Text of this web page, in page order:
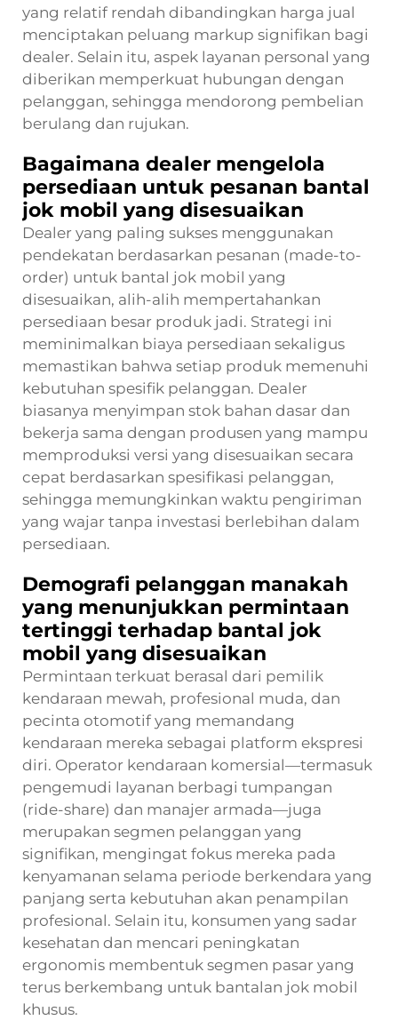
yang relatif rendah dibandingkan harga jual
menciptakan peluang markup signifikan bagi
dealer. Selain itu, aspek layanan personal yang
diberikan memperkuat hubungan dengan
pelanggan, sehingga mendorong pembelian
berulang dan rujukan.
Bagaimana dealer mengelola
persediaan untuk pesanan bantal
jok mobil yang disesuaikan
Dealer yang paling sukses menggunakan
pendekatan berdasarkan pesanan (made-to-
order) untuk bantal jok mobil yang
disesuaikan, alih-alih mempertahankan
persediaan besar produk jadi. Strategi ini
meminimalkan biaya persediaan sekaligus
memastikan bahwa setiap produk memenuhi
kebutuhan spesifik pelanggan. Dealer
biasanya menyimpan stok bahan dasar dan
bekerja sama dengan produsen yang mampu
memproduksi versi yang disesuaikan secara
cepat berdasarkan spesifikasi pelanggan,
sehingga memungkinkan waktu pengiriman
yang wajar tanpa investasi berlebihan dalam
persediaan.
Demografi pelanggan manakah
yang menunjukkan permintaan
tertinggi terhadap bantal jok
mobil yang disesuaikan
Permintaan terkuat berasal dari pemilik
kendaraan mewah, profesional muda, dan
pecinta otomotif yang memandang
kendaraan mereka sebagai platform ekspresi
diri. Operator kendaraan komersial—termasuk
pengemudi layanan berbagi tumpangan
(ride-share) dan manajer armada—juga
merupakan segmen pelanggan yang
signifikan, mengingat fokus mereka pada
kenyamanan selama periode berkendara yang
panjang serta kebutuhan akan penampilan
profesional. Selain itu, konsumen yang sadar
kesehatan dan mencari peningkatan
ergonomis membentuk segmen pasar yang
terus berkembang untuk bantalan jok mobil
khusus.